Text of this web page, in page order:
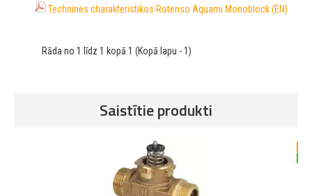
Techninės charakteristikos Rotenso Aquami Monoblock (EN)
Rāda no 1 līdz 1 kopā 1 (Kopā lapu - 1)
Saistītie produkti